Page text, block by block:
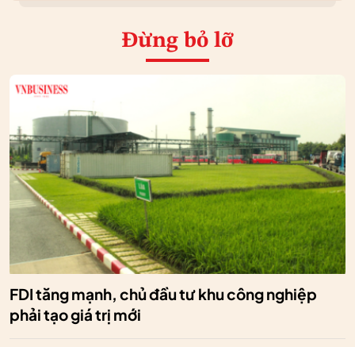
Đừng bỏ lỡ
FDI tăng mạnh, chủ đầu tư khu công nghiệp
phải tạo giá trị mới